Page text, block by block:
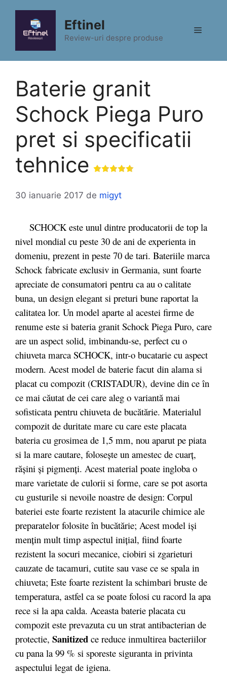
conținut
Eftinel
Review-uri despre produse
Meniu
Baterie granit
Schock Piega Puro
pret si specificatii
tehnice
30 ianuarie 2017 de migyt
SCHOCK este unul dintre producatorii de top la
nivel mondial cu peste 30 de ani de experienta in
domeniu, prezent in peste 70 de tari. Bateriile marca
Schock fabricate exclusiv in Germania, sunt foarte
apreciate de consumatori pentru ca au o calitate
buna, un design elegant si preturi bune raportat la
calitatea lor. Un model aparte al acestei firme de
renume este si bateria granit Schock Piega Puro, care
are un aspect solid, imbinandu-se, perfect cu o
chiuveta marca SCHOCK, intr-o bucatarie cu aspect
modern. Acest model de baterie facut din alama si
placat cu compozit (CRISTADUR), devine din ce în
ce mai căutat de cei care aleg o variantă mai
sofisticata pentru chiuveta de bucătărie. Materialul
compozit de duritate mare cu care este placata
bateria cu grosimea de 1,5 mm, nou aparut pe piata
si la mare cautare, folosește un amestec de cuarț,
rășini și pigmenți. Acest material poate ingloba o
mare varietate de culorii si forme, care se pot asorta
cu gusturile si nevoile noastre de design: Corpul
bateriei este foarte rezistent la atacurile chimice ale
preparatelor folosite în bucătărie; Acest model iși
mențin mult timp aspectul inițial, fiind foarte
rezistent la socuri mecanice, ciobiri si zgarieturi
cauzate de tacamuri, cutite sau vase ce se spala in
chiuveta; Este foarte rezistent la schimbari bruste de
temperatura, astfel ca se poate folosi cu racord la apa
rece si la apa calda. Aceasta baterie placata cu
compozit este prevazuta cu un strat antibacterian de
protectie, Sanitized ce reduce inmultirea bacteriilor
cu pana la 99 % si sporeste siguranta in privinta
aspectului legat de igiena.